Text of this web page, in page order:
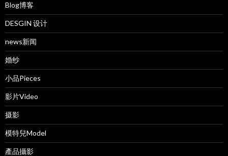
Blog博客
DESGIN 设计
news新闻
婚纱
小品Pieces
影片Video
摄影
模特兒Model
產品攝影